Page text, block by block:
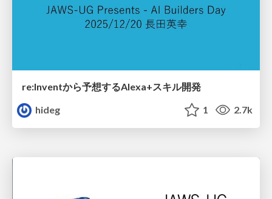
re:Inventから予想するAlexa+スキル開発
hideg
1 2.7k